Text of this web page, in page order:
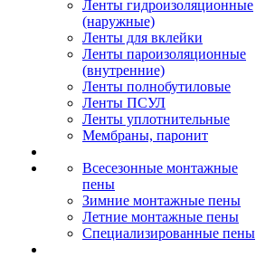
Ленты гидроизоляционные
(наружные)
Ленты для вклейки
Ленты пароизоляционные
(внутренние)
Ленты полнобутиловые
Ленты ПСУЛ
Ленты уплотнительные
Мембраны, паронит
Всесезонные монтажные
пены
Зимние монтажные пены
Летние монтажные пены
Специализированные пены